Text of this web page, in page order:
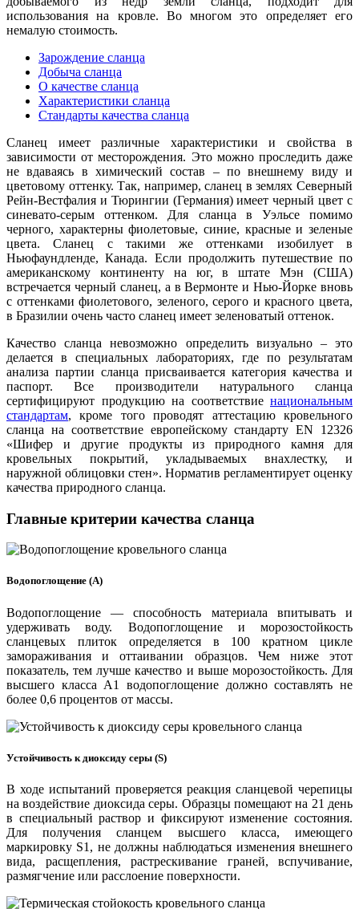
использования на кровле. Во многом это определяет его
немалую стоимость.
Зарождение сланца
Добыча сланца
О качестве сланца
Характеристики сланца
Стандарты качества сланца
Сланец имеет различные характеристики и свойства в
зависимости от месторождения. Это можно проследить даже
не вдаваясь в химический состав – по внешнему виду и
цветовому оттенку. Так, например, сланец в землях Северный
Рейн-Вестфалия и Тюрингии (Германия) имеет черный цвет с
синевато-серым оттенком. Для сланца в Уэльсе помимо
черного, характерны фиолетовые, синие, красные и зеленые
цвета. Сланец с такими же оттенками изобилует в
Ньюфаундленде, Канада. Если продолжить путешествие по
американскому континенту на юг, в штате Мэн (США)
встречается черный сланец, а в Вермонте и Нью-Йорке вновь
с оттенками фиолетового, зеленого, серого и красного цвета,
в Бразилии очень часто сланец имеет зеленоватый оттенок.
Качество сланца невозможно определить визуально – это
делается в специальных лабораториях, где по результатам
анализа партии сланца присваивается категория качества и
паспорт. Все производители натурального сланца
сертифицируют продукцию на соответствие национальным
стандартам, кроме того проводят аттестацию кровельного
сланца на соответствие европейскому стандарту EN 12326
«Шифер и другие продукты из природного камня для
кровельных покрытий, укладываемых внахлестку, и
наружной облицовки стен». Норматив регламентирует оценку
качества природного сланца.
Главные критерии качества сланца
Водопоглощение (А)
Водопоглощение — способность материала впитывать и
удерживать воду. Водопоглощение и морозостойкость
сланцевых плиток определяется в 100 кратном цикле
замораживания и оттаивании образцов. Чем ниже этот
показатель, тем лучше качество и выше морозостойкость. Для
высшего класса А1 водопоглощение должно составлять не
более 0,6 процентов от массы.
Устойчивость к диоксиду серы (S)
В ходе испытаний проверяется реакция сланцевой черепицы
на воздействие диоксида серы. Образцы помещают на 21 день
в специальный раствор и фиксируют изменение состояния.
Для получения сланцем высшего класса, имеющего
маркировку S1, не должны наблюдаться изменения внешнего
вида, расщепления, растрескивание граней, вспучивание,
размягчение или расслоение поверхности.